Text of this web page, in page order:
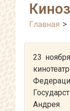
Главная >
23